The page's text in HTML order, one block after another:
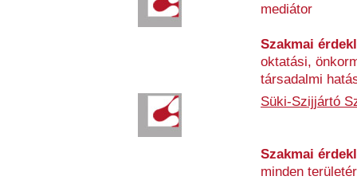
mediátor
Szakmai
oktatási,
társadalmi
Süki-Szijjártó
Szakmai
minden